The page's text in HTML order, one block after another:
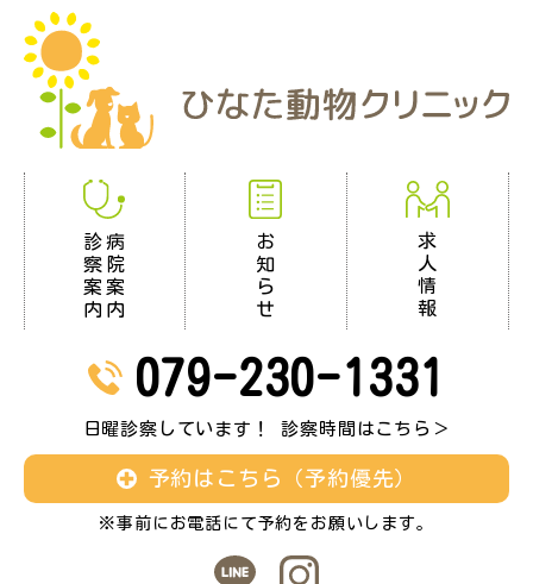
診
察
案
内
病
院
案
内
お
知
ら
せ
求
人
情
報
079-230-1331
日曜診察しています！ 診察時間はこちら＞
予約はこちら（予約優先）
※事前にお電話にて予約をお願いします。